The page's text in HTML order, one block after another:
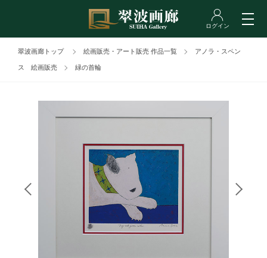
翠波画廊トップ 絵画販売・アート販売 作品一覧 アノラ・スペン
ス 絵画販売 緑の首輪